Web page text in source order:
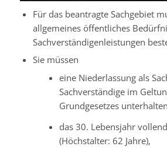
Für das beantragte Sachgebiet
allgemeines öffentliches
Sachverständigenleistungen
Sie müssen
eine Niederlassung als
Sachverständige im
Grundgesetzes
das 30. Lebensjahr
(Höchstalter: 62 Jahre),